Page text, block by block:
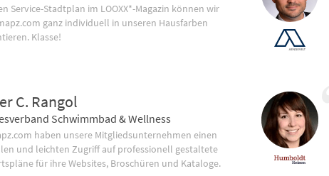
Service-Stadtplan im LOOXX*-Magazin können wir
ganz individuell in unseren Hausfarben
Klasse!
C. Rangol
Schwimmbad & Wellness
haben unsere Mitgliedsunternehmen einen
und leichten Zugriff auf professionell gestaltete
für ihre Websites, Broschüren und Kataloge.